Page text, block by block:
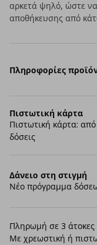
αρκετά ψηλό, ώστε
αποθήκευσης από
Πληροφορίες
Πιστωτική κάρτα
Πιστωτική κάρτα: από
δόσεις
Δάνειο στη στιγμή
Νέο πρόγραμμα
Πληρωμή σε 3
Με χρεωστική ή